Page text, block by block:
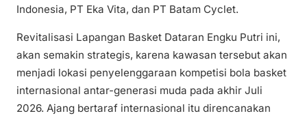
Indonesia, PT Eka Vita, dan PT Batam Cyclet.
Revitalisasi Lapangan Basket Dataran Engku Putri ini,
akan semakin strategis, karena kawasan tersebut akan
menjadi lokasi penyelenggaraan kompetisi bola basket
internasional antar-generasi muda pada akhir Juli
2026. Ajang bertaraf internasional itu direncanakan